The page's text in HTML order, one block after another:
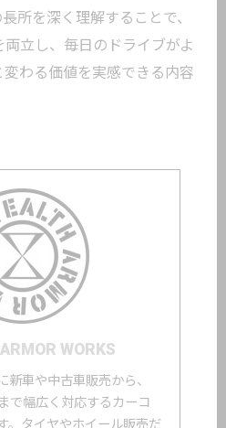
所を深く理解することで、
立し、毎日のドライブがよ
わる価値を実感できる内容
WORKS
新車や中古車販売から、
で幅広く対応するカーコ
。タイヤやホイール販売だ